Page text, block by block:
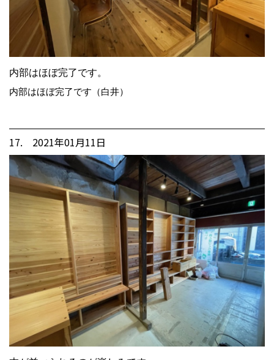
内部はほぼ完了です。
内部はほぼ完了です（白井）
17. 2021年01月11日